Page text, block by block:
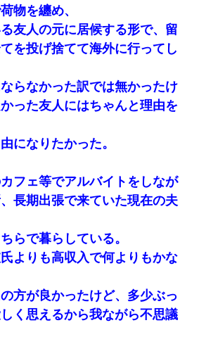
物を纏め、
友人の元に居候する形で、留
を投げ捨てて海外に行ってし
らなかった訳では無かったけ
った友人にはちゃんと理由を
になりたかった。
フェ等でアルバイトをしなが
長期出張で来ていた現在の夫
らで暮らしている。
よりも高収入で何よりもかな
方が良かったけど、多少ぶっ
く思えるから我ながら不思議